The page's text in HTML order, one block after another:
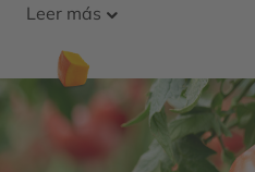
Leer más